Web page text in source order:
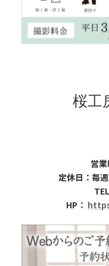
桜工
営
定休日：毎
HP：